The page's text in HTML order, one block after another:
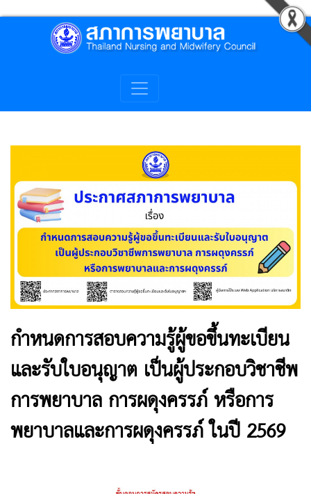
กำหนดการสอบความรู้ผู้ขอขึ้นทะเบียน
และรับใบอนุญาต เป็นผู้ประกอบวิชาชีพ
การพยาบาล การผดุงครรภ์ หรือการ
พยาบาลและการผดุงครรภ์ ในปี 2569